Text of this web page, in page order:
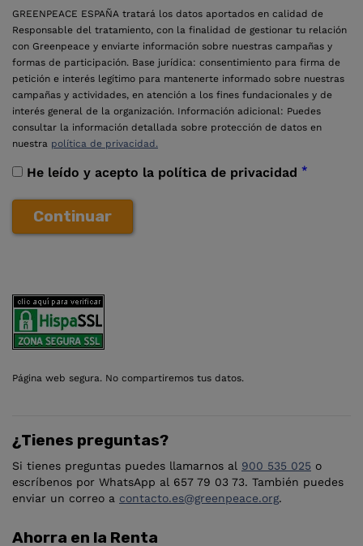
GREENPEACE ESPAÑA tratará los datos aportados en calidad de
Responsable del tratamiento, con la finalidad de gestionar tu relación
con Greenpeace y enviarte información sobre nuestras campañas y
formas de participación. Base jurídica: consentimiento para firma de
petición e interés legítimo para mantenerte informado sobre nuestras
campañas y actividades, en atención a los fines fundacionales y de
interés general de la organización. Información adicional: Puedes
consultar la información detallada sobre protección de datos en
nuestra política de privacidad.
He leído y acepto la política de privacidad *
Continuar
Página web segura. No compartiremos tus datos.
¿Tienes preguntas?
Si tienes preguntas puedes llamarnos al 900 535 025 o
escríbenos por WhatsApp al 657 79 03 73. También puedes
enviar un correo a contacto.es@greenpeace.org.
Ahorra en la Renta